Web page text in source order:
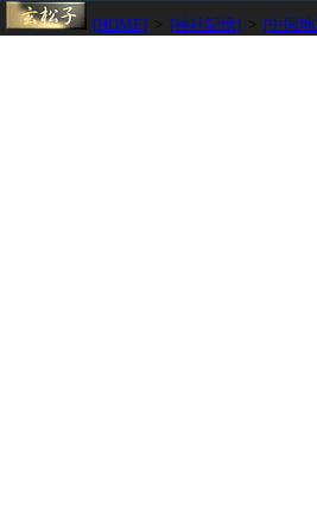
[HOME] [神社記憶] [中国